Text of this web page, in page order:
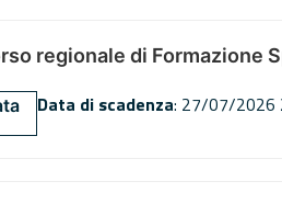
regionale di
Data di scadenza: 27/07/2026